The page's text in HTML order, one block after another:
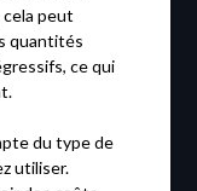
peut
quantités
ce qui
du type de
utiliser.